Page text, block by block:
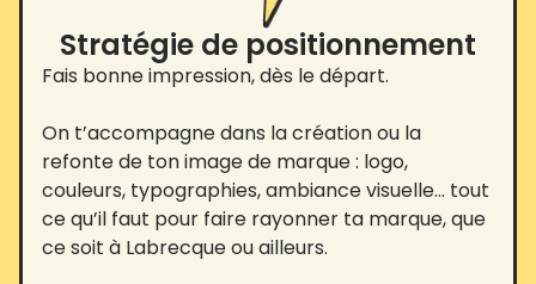
Stratégie de positionnement
Fais bonne impression, dès le départ.
On t’accompagne dans la création ou la
refonte de ton image de marque : logo,
couleurs, typographies, ambiance visuelle… tout
ce qu’il faut pour faire rayonner ta marque, que
ce soit à Labrecque ou ailleurs.